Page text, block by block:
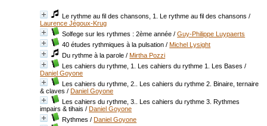
Le rythme au fil des chansons, 1. Le rythme au fil des chansons /
Laurence Jégoux-Krug
Solfege sur les rythmes : 2ème année /Guy-Philippe Luypaerts
40 études rythmiques à la pulsation /Michel Lysight
Du rythme à la parole /Mirtha Pozzi
Les cahiers du rythme, 1. Les cahiers du rythme 1. Les Bases /
Daniel Goyone
Les cahiers du rythme, 2.. Les cahiers du rythme 2. Binaire, ternaire
& claves /Daniel Goyone
Les cahiers du rythme, 3.. Les cahiers du rythme 3. Rythmes
impairs & tihais /Daniel Goyone
Rythmes /Daniel Goyone